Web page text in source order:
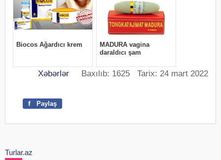
Xəbərlər Baxılıb: 1625 Tarix: 24 mart 2022
f Paylaş
Turlar.az